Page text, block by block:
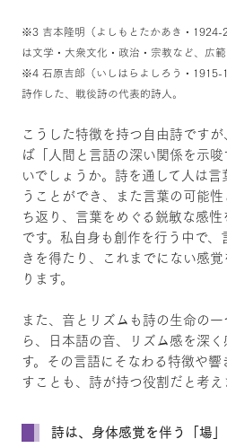
※3 吉本隆明（よしもとたかあき・1924-
は文学・大衆文化・政治・宗教など、広範
※4 石原吉郎（いしはらよしろう・1915-
詩作した、戦後詩の代表的詩人。
こうした特徴を持つ自由詩です
ば「人間と言語の深い関係を示
いでしょうか。詩を通して人は
うことができ、また言葉の可能
ち返り、言葉をめぐる鋭敏な感
です。私自身も創作を行う中で
きを得たり、これまでにない感
ります。
また、音とリズムも詩の生命の
ら、日本語の音、リズム感を深
す。その言語にそなわる特徴や
すことも、詩が持つ役割だと考え
詩は、身体感覚を伴う「場」